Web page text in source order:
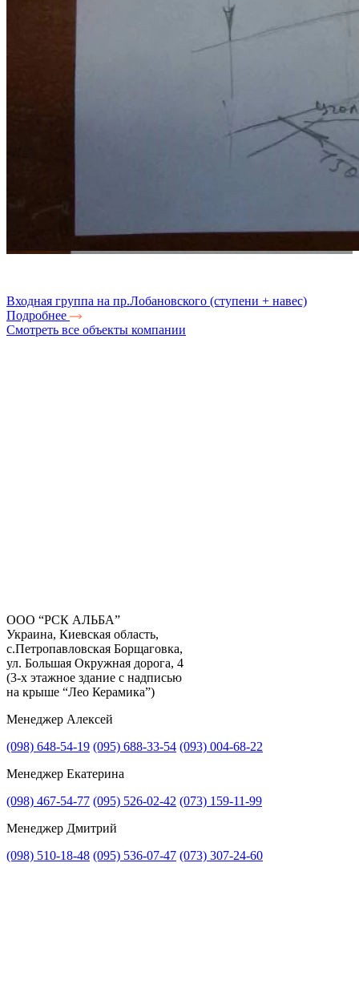
Входная группа на пр.Лобановского (ступени + навес)
Подробнее
Смотреть все объекты компании
Получить консультацию
ООО “РСК АЛЬБА”
Украина, Киевская область,
с.Петропавловская Борщаговка,
ул. Большая Окружная дорога, 4
(3-х этажное здание с надписью
на крыше “Лео Керамика”)
Менеджер Алексей
(098) 648-54-19 (095) 688-33-54 (093) 004-68-22
Менеджер Екатерина
(098) 467-54-77 (095) 526-02-42 (073) 159-11-99
Менеджер Дмитрий
(098) 510-18-48 (095) 536-07-47 (073) 307-24-60